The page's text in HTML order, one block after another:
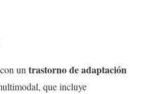
untrastorno de adaptación
que incluye